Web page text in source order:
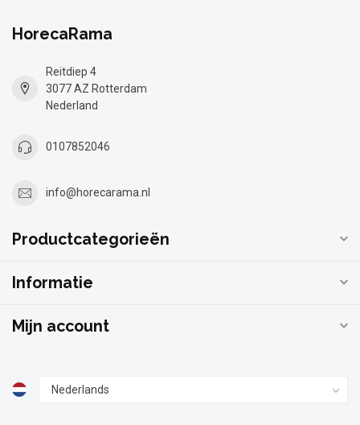
HorecaRama
Reitdiep 4
3077 AZ Rotterdam
Nederland
0107852046
info@horecarama.nl
Productcategorieën
Informatie
Mijn account